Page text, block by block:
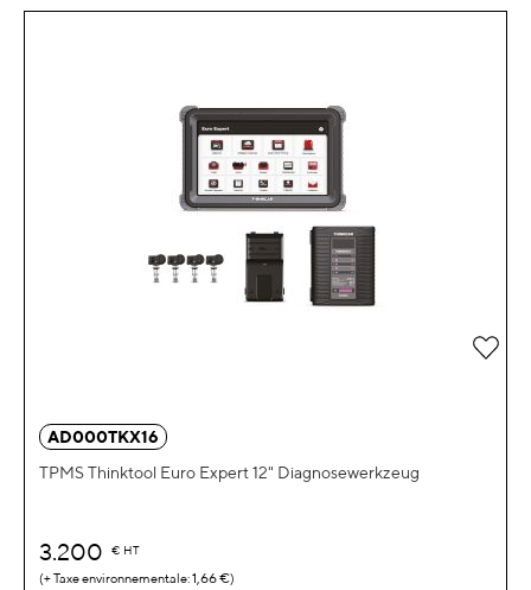
AD000TKX16
TPMS Thinktool Euro Expert 12" Diagnosewerkzeug
3.200 € HT
1,66 €
Zur